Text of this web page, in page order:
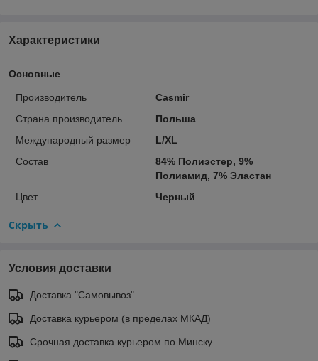
Характеристики
Основные
Производитель
Casmir
Страна производитель
Польша
Международный размер
L/XL
Состав
84% Полиэстер, 9%
Полиамид, 7% Эластан
Цвет
Черный
Скрыть
Условия доставки
Доставка "Самовывоз"
Доставка курьером (в пределах МКАД)
Срочная доставка курьером по Минску